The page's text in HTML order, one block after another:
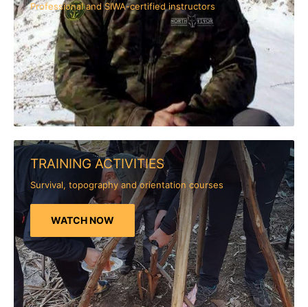
Professional and SIWA-certified instructors
TRAINING ACTIVITIES
Survival, topography and orientation courses
WATCH NOW